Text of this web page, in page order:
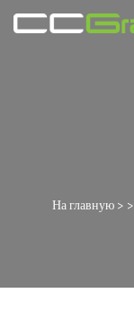
На главную > >